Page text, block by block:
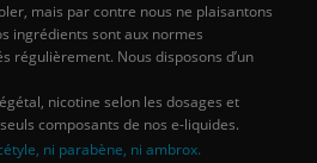
mais par contre nous ne plaisantons
ingrédients sont aux normes
régulièrement. Nous disposons d’un
nicotine selon les dosages et
composants de nos e-liquides.
ni parabène, ni ambrox.